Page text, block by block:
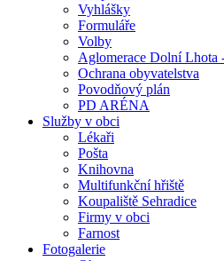
Vyhlášky
Formuláře
Volby
Aglomerace Dolní Lhota
Ochrana obyvatelstva
Povodňový plán
PD ARÉNA
Služby v obci
Lékaři
Pošta
Knihovna
Multifunkční hřiště
Koupaliště Sehradice
Firmy v obci
Farnost
Fotogalerie